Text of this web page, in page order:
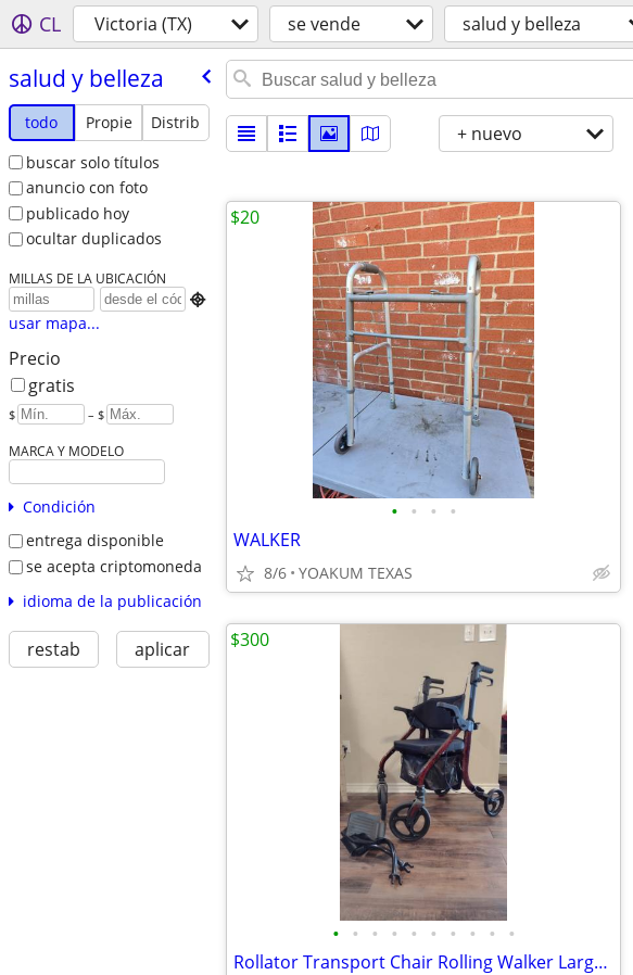
CL Victoria (TX) se vende salud y belleza
salud y belleza
todo Propie
Distrib
buscar solo títulos
anuncio con foto
publicado hoy
ocultar duplicados
MILLAS DE LA UBICACIÓN

usar mapa...
Precio
gratis
$ – $
MARCA Y MODELO
Condición
entrega disponible
se acepta criptomoneda
idioma de la publicación
restab aplicar
+ nuevo
• • • •
WALKER
8/6 YOAKUM TEXAS
$20
• • • • • • • • • •
Rollator Transport Chair Rolling Walker Larger Wheels 2 in 1 NEW
$300